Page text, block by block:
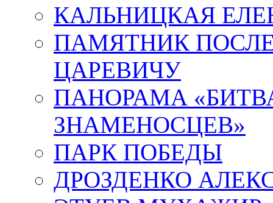
КАЛЬНИЦКАЯ
ПАМЯТНИК
ЦАРЕВИЧУ
ПАНОРАМА
ЗНАМЕНОСЦЕВ»
ПАРК ПОБЕДЫ
ДРОЗДЕНКО